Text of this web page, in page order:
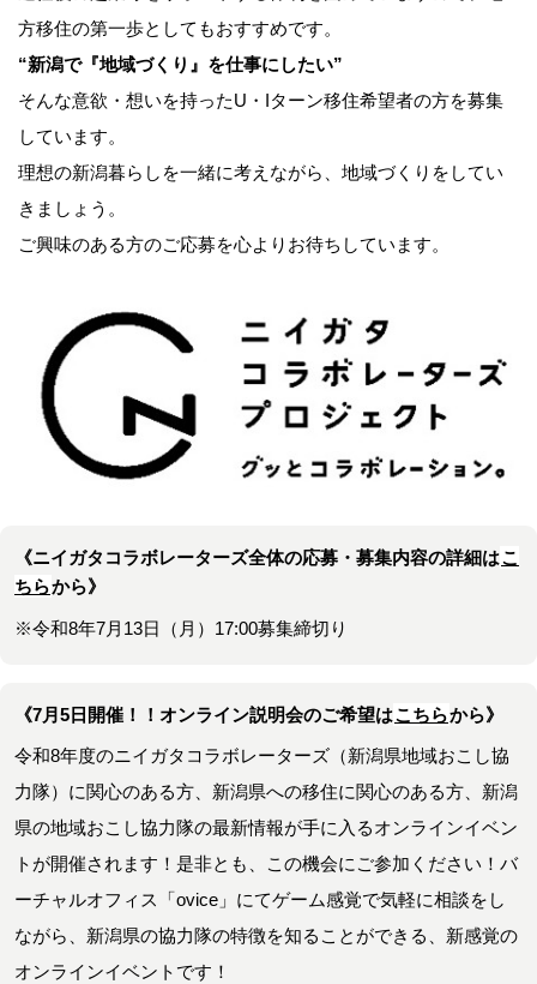
方移住の第一歩としてもおすすめです。
“新潟で『地域づくり』を仕事にしたい”
そんな意欲・想いを持ったU・Iターン移住希望者の方を募集
しています。
理想の新潟暮らしを一緒に考えながら、地域づくりをしてい
きましょう。
ご興味のある方のご応募を心よりお待ちしています。
《ニイガタコラボレーターズ全体の応募・募集内容の詳細はこ
ちらから》
※令和8年7月13日（月）17:00募集締切り
《7月5日開催！！オンライン説明会のご希望はこちらから》
令和8年度のニイガタコラボレーターズ（新潟県地域おこし協
力隊）に関心のある方、新潟県への移住に関心のある方、新潟
県の地域おこし協力隊の最新情報が手に入るオンラインイベン
トが開催されます！是非とも、この機会にご参加ください！バ
ーチャルオフィス「ovice」にてゲーム感覚で気軽に相談をし
ながら、新潟県の協力隊の特徴を知ることができる、新感覚の
オンラインイベントです！